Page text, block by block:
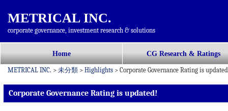
METRICAL INC.
corporate governance, investment research & solutions
メインメニュー
ン
ン
ツ
Home CG Research & Ratings
METRICAL INC. > 未分類 > Highlights > Corporate Governance Rating is
Corporate Governance Rating is updated!